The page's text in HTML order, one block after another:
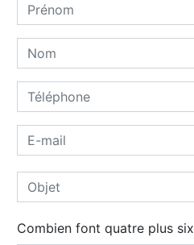
Combien font quatre plus six